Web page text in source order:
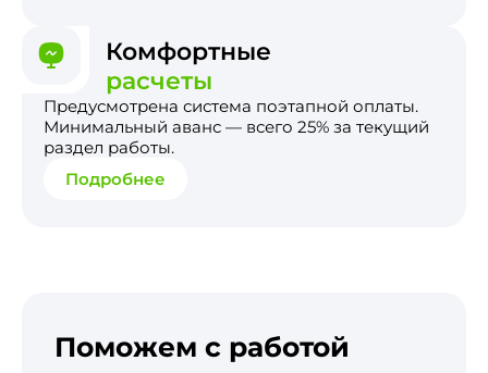
Комфортные
расчеты
Предусмотрена система поэтапной оплаты.
Минимальный аванс — всего 25% за текущий
раздел работы.
Подробнее
Поможем с работой